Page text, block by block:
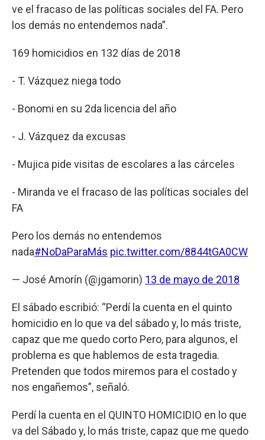
ve el fracaso de las políticas sociales del FA. Pero
los demás no entendemos nada”.
169 homicidios en 132 días de 2018
- T. Vázquez niega todo
- Bonomi en su 2da licencia del año
- J. Vázquez da excusas
- Mujica pide visitas de escolares a las cárceles
- Miranda ve el fracaso de las políticas sociales del
FA
Pero los demás no entendemos
nada#NoDaParaMás pic.twitter.com/8844tGA0CW
— José Amorín (@jgamorin) 13 de mayo de 2018
El sábado escribió: “Perdí la cuenta en el quinto
homicidio en lo que va del sábado y, lo más triste,
capaz que me quedo corto Pero, para algunos, el
problema es que hablemos de esta tragedia.
Pretenden que todos miremos para el costado y
nos engañemos”, señaló.
Perdí la cuenta en el QUINTO HOMICIDIO en lo que
va del Sábado y, lo más triste, capaz que me quedo